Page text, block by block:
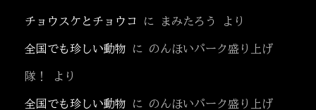
チョウスケとチョウコ に まみたろう より
全国でも珍しい動物 に のんほいパーク盛り上げ
隊！ より
全国でも珍しい動物 に のんほいパーク盛り上げ